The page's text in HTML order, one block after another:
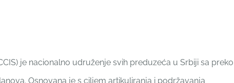
je nacionalno udruženje svih preduzeća u Srbiji sa preko
Osnovana je s ciljem artikuliranja i podržavanja